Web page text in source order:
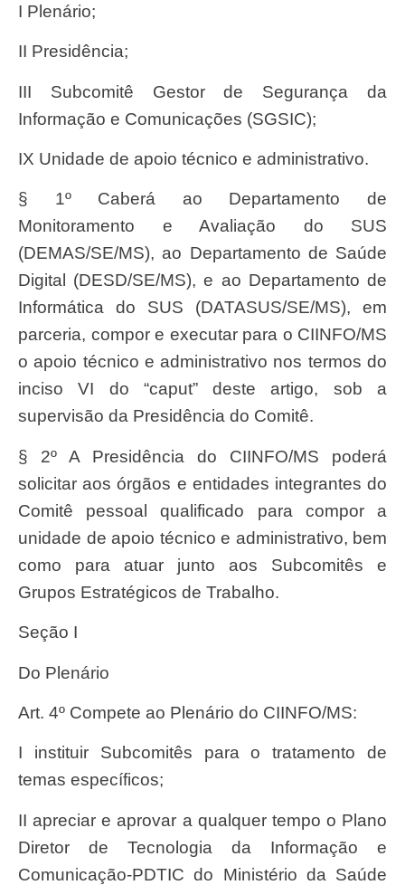
I Plenário;
II Presidência;
III Subcomitê Gestor de Segurança da
Informação e Comunicações (SGSIC);
IX Unidade de apoio técnico e administrativo.
§ 1º Caberá ao Departamento de
Monitoramento e Avaliação do SUS
(DEMAS/SE/MS), ao Departamento de Saúde
Digital (DESD/SE/MS), e ao Departamento de
Informática do SUS (DATASUS/SE/MS), em
parceria, compor e executar para o CIINFO/MS
o apoio técnico e administrativo nos termos do
inciso VI do “caput” deste artigo, sob a
supervisão da Presidência do Comitê.
§ 2º A Presidência do CIINFO/MS poderá
solicitar aos órgãos e entidades integrantes do
Comitê pessoal qualificado para compor a
unidade de apoio técnico e administrativo, bem
como para atuar junto aos Subcomitês e
Grupos Estratégicos de Trabalho.
Seção I
Do Plenário
Art. 4º Compete ao Plenário do CIINFO/MS:
I instituir Subcomitês para o tratamento de
temas específicos;
II apreciar e aprovar a qualquer tempo o Plano
Diretor de Tecnologia da Informação e
Comunicação-PDTIC do Ministério da Saúde